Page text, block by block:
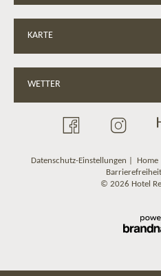
KARTE
WETTER
Datenschutz-Einstellungen Home
Barrierefreiheit
© 2026 Hotel